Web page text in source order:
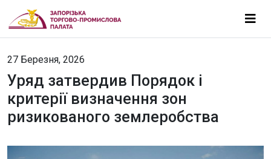
27 Березня, 2026
Уряд затвердив Порядок і
критерії визначення зон
ризикованого землеробства